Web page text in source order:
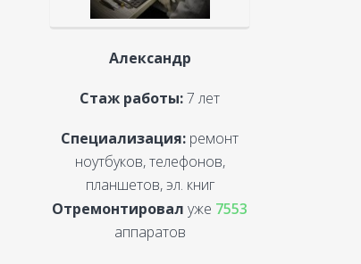
Александр
Стаж работы:7 лет
Специализация: ремонт
ноутбуков, телефонов,
планшетов, эл. книг
Отремонтировалуже 7553
аппаратов